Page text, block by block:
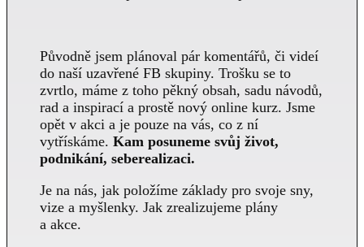
Původně jsem plánoval pár komentářů, či videí
do naší uzavřené FB skupiny. Trošku se to
zvrtlo, máme z toho pěkný obsah, sadu návodů,
rad a inspirací a prostě nový online kurz. Jsme
opět v akci a je pouze na vás, co z ní
vytřískáme. Kam posuneme svůj život,
podnikání, seberealizaci.
Je na nás, jak položíme základy pro svoje sny,
vize a myšlenky. Jak zrealizujeme plány
a akce.